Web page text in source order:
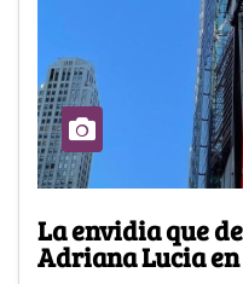
La envidia que
Adriana Lucia